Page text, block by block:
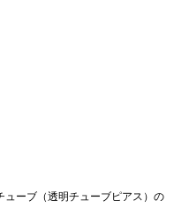
ューブ（透明チューブピアス）の